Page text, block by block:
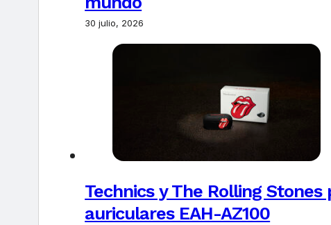
30 julio, 2026
Technics y The Rolling
auriculares EAH-AZ100